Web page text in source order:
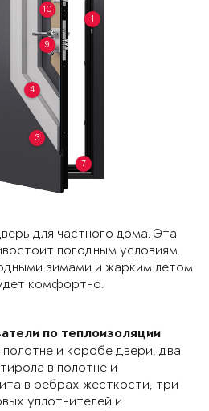
1
3
4
7
9
10
для частного дома. Эта
погодным условиям.
зимами и жарким летом
комфортно.
по теплоизоляции
и коробе двери, два
в полотне и
в ребрах жесткости, три
уплотнителей и